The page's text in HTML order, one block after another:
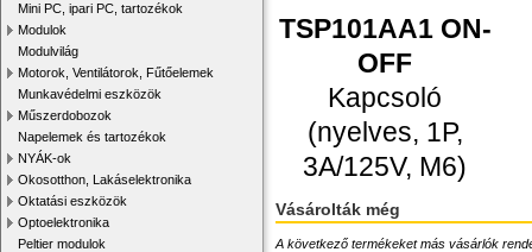
Mini PC, ipari PC, tartozékok
Modulok
Modulvilág
Motorok, Ventilátorok, Fűtőelemek
Munkavédelmi eszközök
Műszerdobozok
Napelemek és tartozékok
NYÁK-ok
Okosotthon, Lakáselektronika
Oktatási eszközök
Optoelektronika
Peltier modulok
TSP101AA1 ON-
OFF
Kapcsoló
(nyelves, 1P,
3A/125V, M6)
Vásárolták még
A következő termékeket más vásárlók